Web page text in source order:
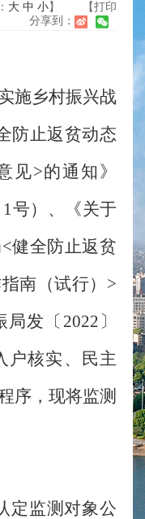
大 中 小】
【打印
分享到：
施乡村振兴战
防止返贫动态
见>的通知》
1号）、《关于
健全防止返贫
南（试行）>
发〔2022〕
户核实、民主
序，现将监测
定监测对象公